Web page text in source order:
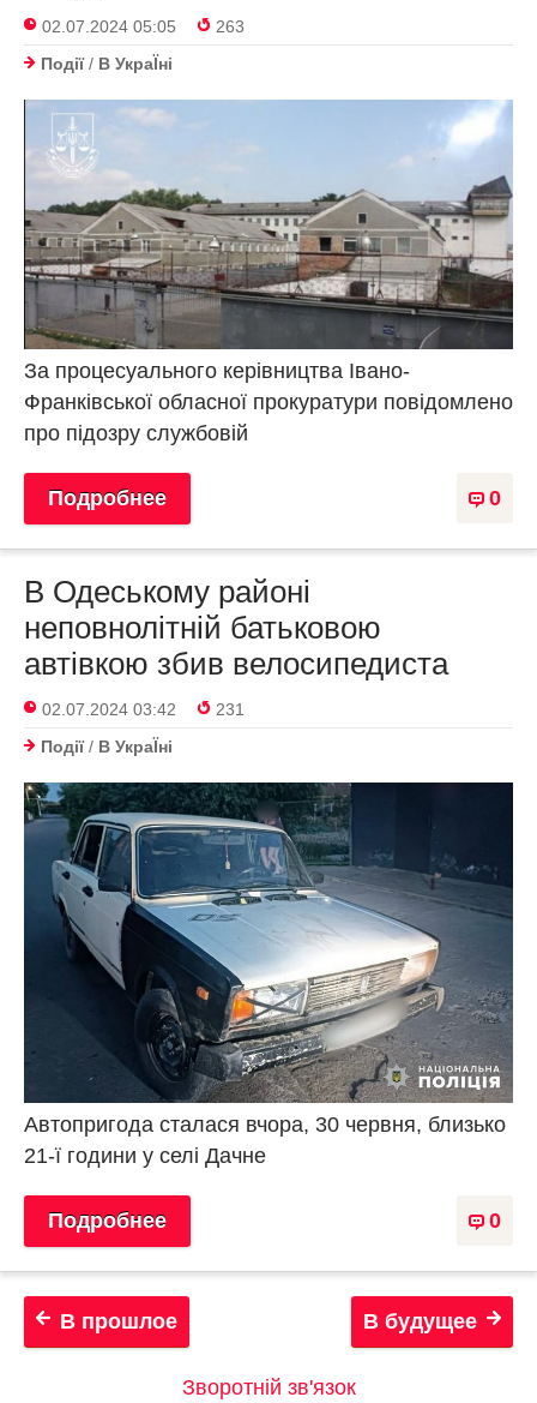
02.07.2024 05:05
263
Події/ В УкраЇнi
За процесуального керівництва Івано-
Франківської обласної прокуратури повідомлено
про підозру службовій
0
Подробнее
В Одеському районі
неповнолітній батьковою
автівкою збив велосипедиста
02.07.2024 03:42
231
Події/ В УкраЇнi
Автопригода сталася вчора, 30 червня, близько
21-ї години у селі Дачне
0
Подробнее
В будущее
В прошлое
Зворотній зв'язок